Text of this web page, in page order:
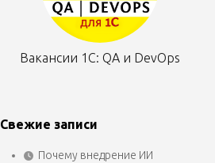
Вакансии 1С: QA и DevOps
Свежие записи
Почему внедрение ИИ